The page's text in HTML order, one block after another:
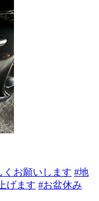
くお願いします #地
げます #お盆休み